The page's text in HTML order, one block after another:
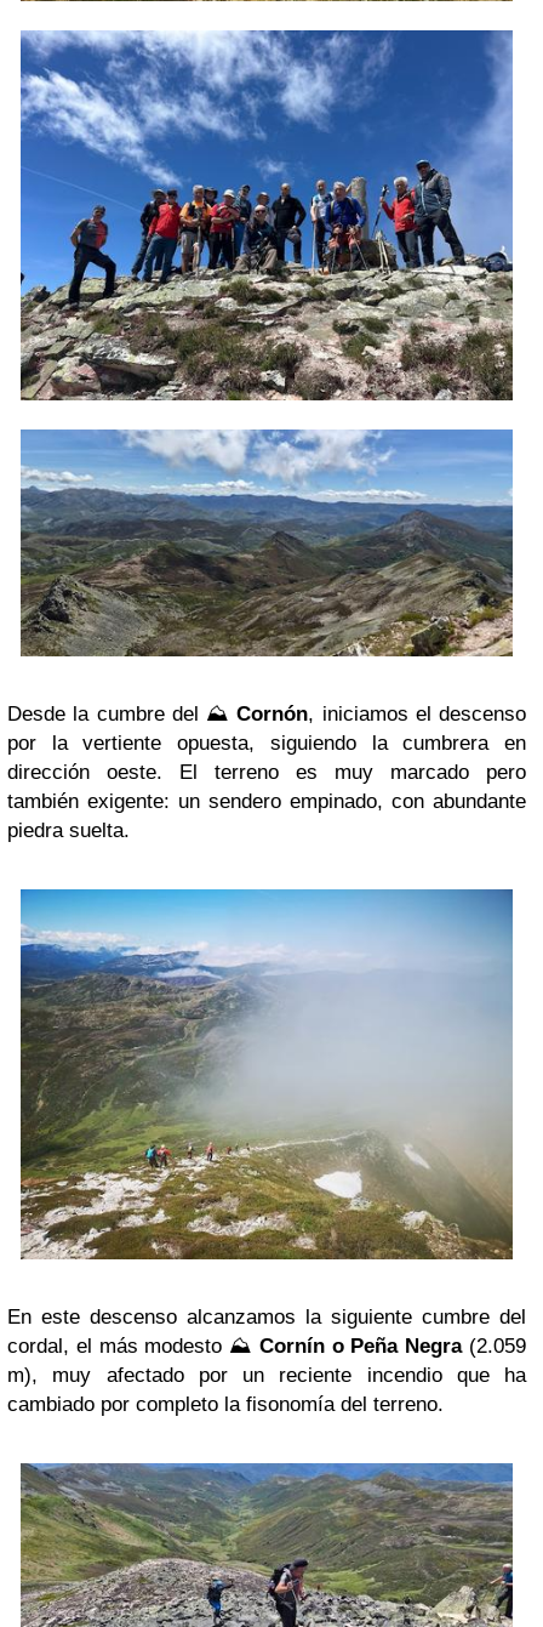
Desde la cumbre del ⛰️Cornón, iniciamos el descenso
por la vertiente opuesta, siguiendo la cumbrera en
dirección oeste. El terreno es muy marcado pero
también exigente: un sendero empinado, con abundante
piedra suelta.
En este descenso alcanzamos la siguiente cumbre del
cordal, el más modesto ⛰️ Cornín o Peña Negra(2.059
m), muy afectado por un reciente incendio que ha
cambiado por completo la fisonomía del terreno.